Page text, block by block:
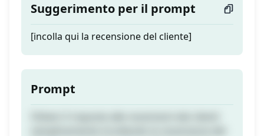
Suggerimento per il prompt
[incolla qui la recensione del cliente]
Prompt